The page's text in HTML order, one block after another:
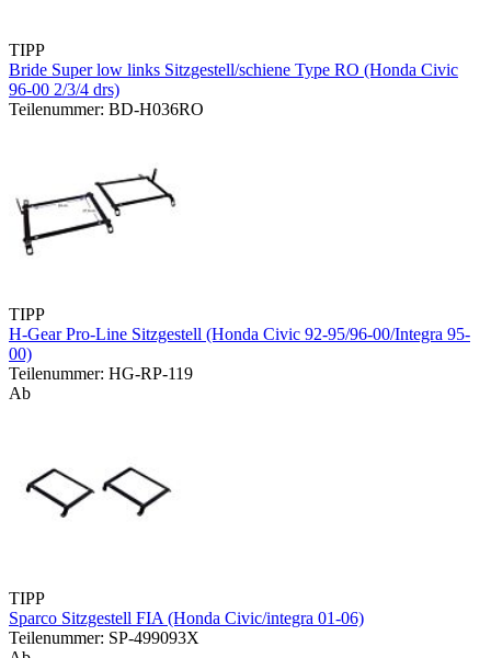
TIPP
Bride Super low links Sitzgestell/schiene Type RO (Honda Civic
96-00 2/3/4 drs)
Teilenummer: BD-H036RO
TIPP
H-Gear Pro-Line Sitzgestell (Honda Civic 92-95/96-00/Integra 95-
00)
Teilenummer: HG-RP-119
Ab
TIPP
Sparco Sitzgestell FIA (Honda Civic/integra 01-06)
Teilenummer: SP-499093X